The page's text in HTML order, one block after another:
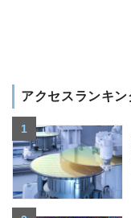
アクセスランキン